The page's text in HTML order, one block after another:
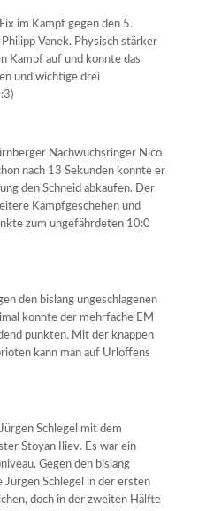
im Kampf gegen den 5.
Vanek. Physisch stärker
Kampf auf und konnte das
und wichtige drei
Nachwuchsringer Nico
nach 13 Sekunden konnte er
den Schneid abkaufen. Der
Kampfgeschehen und
zum ungefährdeten 10:0
den bislang ungeschlagenen
konnte der mehrfache EM
punkten. Mit der knappen
kann man auf Urloffens
Schlegel mit dem
Stoyan Iliev. Es war ein
Gegen den bislang
Jürgen Schlegel in der ersten
doch in der zweiten Hälfte